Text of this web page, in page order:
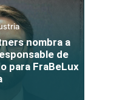
nombra a
de
para FraBeLux